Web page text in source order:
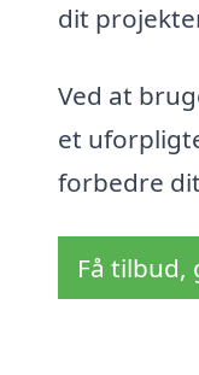
dit
Ved at
et
forbedre
Få